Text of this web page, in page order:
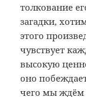
толкование
загадки,
этого
чувствует
высокую
оно
чего мы ждём